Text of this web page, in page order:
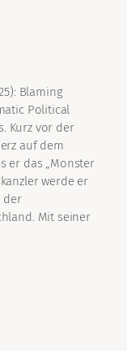
Blaming
Political
Kurz vor der
auf dem
er das „Monster
werde er
der
Mit seiner